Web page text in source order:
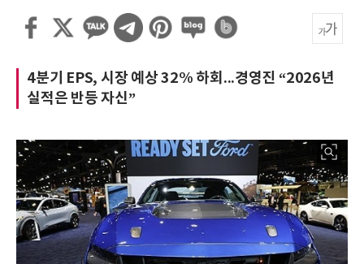
4분기 EPS, 시장 예상 32% 하회...경영진 “2026년
실적은 반등 자신”